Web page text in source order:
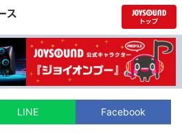
LINE Facebook